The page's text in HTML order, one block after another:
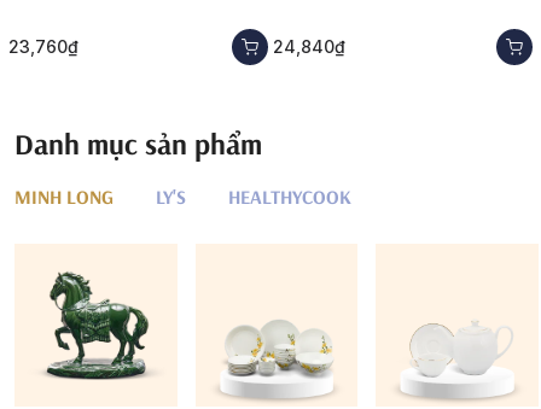
23,760₫ 24,840₫
Danh mục sản phẩm
MINH LONG LY'S HEALTHYCOOK